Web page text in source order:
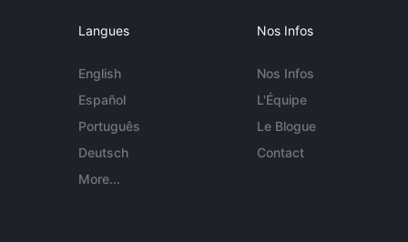
Langues
English
Español
Português
Deutsch
More...
Nos Infos
Nos Infos
L'Équipe
Le Blogue
Contact